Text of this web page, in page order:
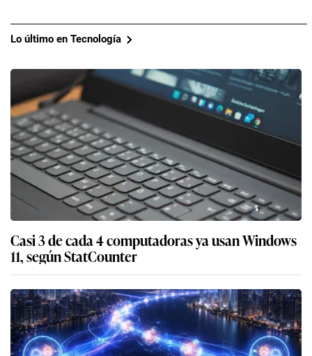
Lo último en Tecnología
Casi 3 de cada 4 computadoras ya usan Windows
11, según StatCounter